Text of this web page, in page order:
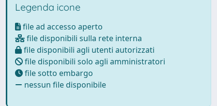
Legenda icone
file ad accesso aperto
file disponibili sulla rete interna
file disponibili agli utenti autorizzati
file disponibili solo agli amministratori
file sotto embargo
nessun file disponibile